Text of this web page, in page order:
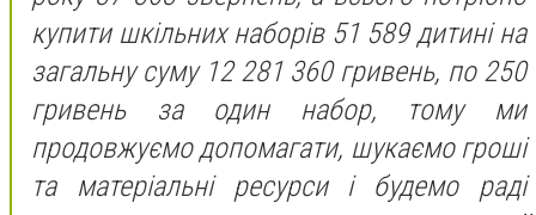
купити шкільних наборів 51 589 дитині на
загальну суму 12 281 360 гривень, по 250
гривень за один набор, тому ми
продовжуємо допомагати, шукаємо гроші
та матеріальні ресурси і будемо раді